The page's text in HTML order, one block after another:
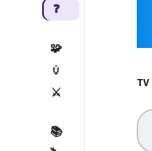
❓
🧩
🏺
⚔️
📚
TV